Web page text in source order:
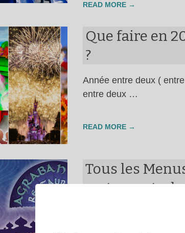
READ MORE →
Que faire en
?
Année entre deux (
entre deux …
READ MORE →
Tous les
restaurants
Dernière mise à jour :